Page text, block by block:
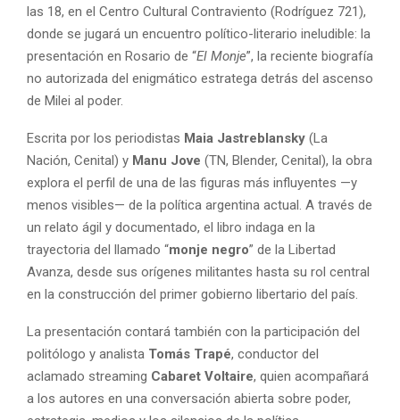
las 18, en el Centro Cultural Contraviento (Rodríguez 721),
donde se jugará un encuentro político-literario ineludible: la
presentación en Rosario de “El Monje”, la reciente biografía
no autorizada del enigmático estratega detrás del ascenso
de Milei al poder.
Escrita por los periodistas Maia Jastreblansky (La
Nación, Cenital) y Manu Jove (TN, Blender, Cenital), la obra
explora el perfil de una de las figuras más influyentes —y
menos visibles— de la política argentina actual. A través de
un relato ágil y documentado, el libro indaga en la
trayectoria del llamado “monje negro” de la Libertad
Avanza, desde sus orígenes militantes hasta su rol central
en la construcción del primer gobierno libertario del país.
La presentación contará también con la participación del
politólogo y analista Tomás Trapé, conductor del
aclamado streaming Cabaret Voltaire, quien acompañará
a los autores en una conversación abierta sobre poder,